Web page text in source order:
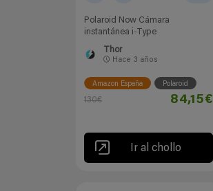
Polaroid Now Cámara
instantánea i-Type
Thor
Hace 3 años
Amazon España Polaroid
130€ 84,15€
Ir al chollo